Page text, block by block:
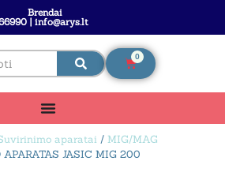
Brendai
| info@arys.lt
0
aparatai / MIG/MAG
JASIC MIG 200